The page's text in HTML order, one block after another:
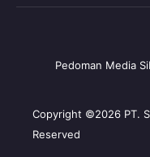
Copyright ©2026 PT.
Reserved
Pedoman Media